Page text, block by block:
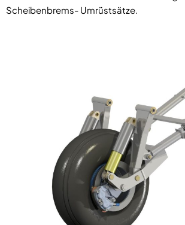
Scheibenbrems- Umrüstsätze.